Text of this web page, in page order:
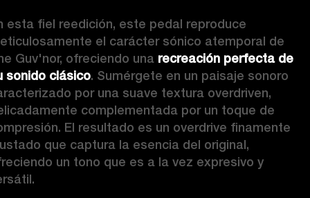
esta fiel reedición, este pedal reproduce
el carácter sónico atemporal de
Guv'nor, ofreciendo una recreación perfecta de
sonido clásico. Sumérgete en un paisaje sonoro
por una suave textura overdriven,
complementada por un toque de
El resultado es un overdrive finamente
que captura la esencia del original,
un tono que es a la vez expresivo y